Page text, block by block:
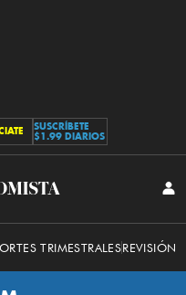
SUSCRÍBETE
$1.99 DIARIOS
TRIMESTRALESREVISIÓN